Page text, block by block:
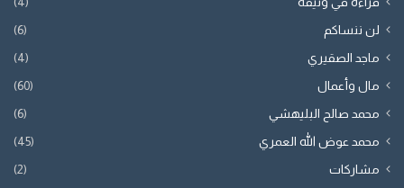
لن ننساكم (6)
ماجد الصقيري (4)
مال وأعمال (60)
محمد صالح البليهشي (6)
محمد عوض الله العمري (45)
مشاركات (2)